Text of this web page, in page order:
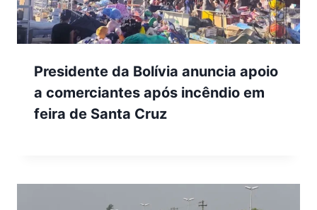
Presidente da Bolívia anuncia apoio
a comerciantes após incêndio em
feira de Santa Cruz